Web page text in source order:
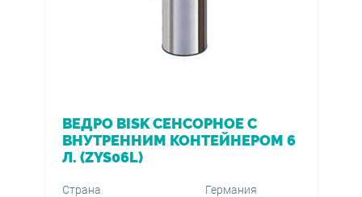
ВЕДРО BISK СЕНСОРНОЕ С
ВНУТРЕННИМ КОНТЕЙНЕРОМ 6
Л. (ZYS06L)
Страна
Германия